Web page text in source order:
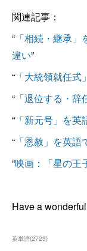
関連記事：
“ 「相続・継承」
違い”
“ 「大統領就任
“ 「退位する・
“ 「新元号」を英
“ 「恩赦」を英語
“映画：「星の王
Have a
英単語(2723)